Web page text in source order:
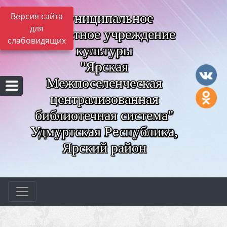
Версия сайта
для
слабовидящих
Муниципальное
бюджетное учреждение
культуры
"Ярская
Межпоселенческая
централизованная
библиотечная система"
Удмуртская Республика,
Ярский район